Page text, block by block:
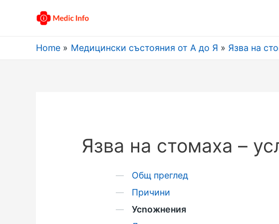
Home Медицински състояния от А до Я Язва на
Язва на стомаха –
Общ преглед
Причини
Усnожнения